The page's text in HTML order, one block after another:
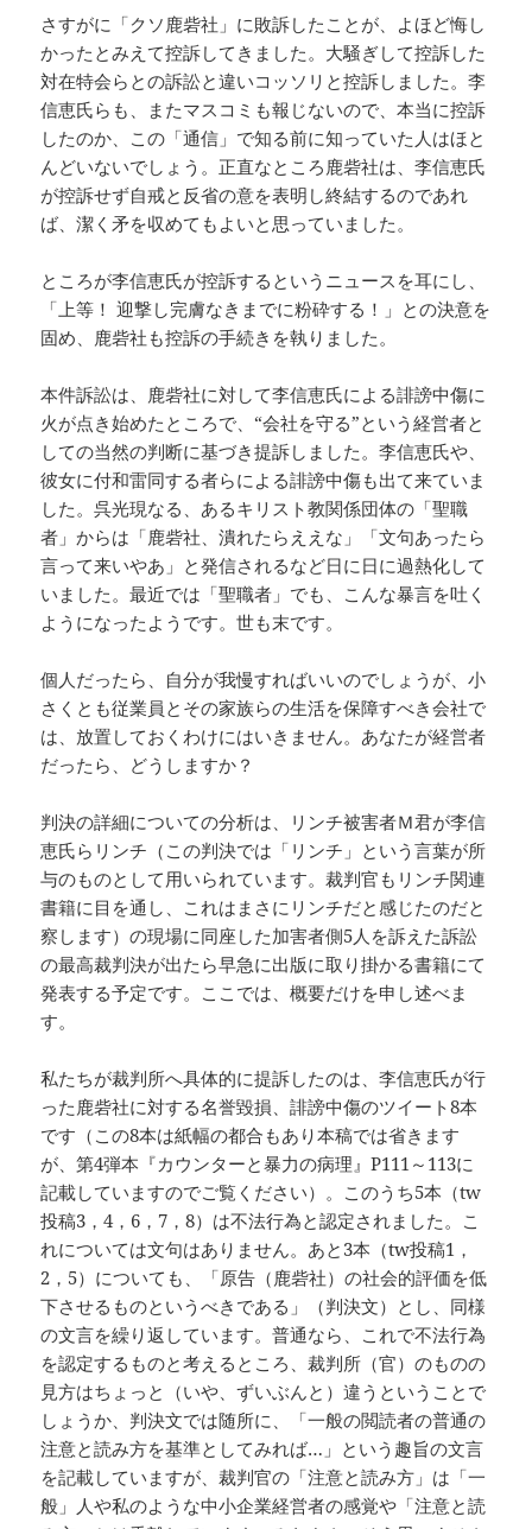
さすがに「クソ鹿砦社」に敗訴したことが、よほど悔し
かったとみえて控訴してきました。大騒ぎして控訴した
対在特会らとの訴訟と違いコッソリと控訴しました。李
信恵氏らも、またマスコミも報じないので、本当に控訴
したのか、この「通信」で知る前に知っていた人はほと
んどいないでしょう。正直なところ鹿砦社は、李信恵氏
が控訴せず自戒と反省の意を表明し終結するのであれ
ば、潔く矛を収めてもよいと思っていました。
ところが李信恵氏が控訴するというニュースを耳にし、
「上等！ 迎撃し完膚なきまでに粉砕する！」との決意を
固め、鹿砦社も控訴の手続きを執りました。
本件訴訟は、鹿砦社に対して李信恵氏による誹謗中傷に
火が点き始めたところで、“会社を守る”という経営者と
しての当然の判断に基づき提訴しました。李信恵氏や、
彼女に付和雷同する者らによる誹謗中傷も出て来ていま
した。呉光現なる、あるキリスト教関係団体の「聖職
者」からは「鹿砦社、潰れたらええな」「文句あったら
言って来いやあ」と発信されるなど日に日に過熱化して
いました。最近では「聖職者」でも、こんな暴言を吐く
ようになったようです。世も末です。
個人だったら、自分が我慢すればいいのでしょうが、小
さくとも従業員とその家族らの生活を保障すべき会社で
は、放置しておくわけにはいきません。あなたが経営者
だったら、どうしますか？
判決の詳細についての分析は、リンチ被害者Ｍ君が李信
恵氏らリンチ（この判決では「リンチ」という言葉が所
与のものとして用いられています。裁判官もリンチ関連
書籍に目を通し、これはまさにリンチだと感じたのだと
察します）の現場に同座した加害者側5人を訴えた訴訟
の最高裁判決が出たら早急に出版に取り掛かる書籍にて
発表する予定です。ここでは、概要だけを申し述べま
す。
私たちが裁判所へ具体的に提訴したのは、李信恵氏が行
った鹿砦社に対する名誉毀損、誹謗中傷のツイート8本
です（この8本は紙幅の都合もあり本稿では省きます
が、第4弾本『カウンターと暴力の病理』P111～113に
記載していますのでご覧ください）。このうち5本（tw
投稿3，4，6，7，8）は不法行為と認定されました。こ
れについては文句はありません。あと3本（tw投稿1，
2，5）についても、「原告（鹿砦社）の社会的評価を低
下させるものというべきである」（判決文）とし、同様
の文言を繰り返しています。普通なら、これで不法行為
を認定するものと考えるところ、裁判所（官）のものの
見方はちょっと（いや、ずいぶんと）違うということで
しょうか、判決文では随所に、「一般の閲読者の普通の
注意と読み方を基準としてみれば…」という趣旨の文言
を記載していますが、裁判官の「注意と読み方」は「一
般」人や私のような中小企業経営者の感覚や「注意と読